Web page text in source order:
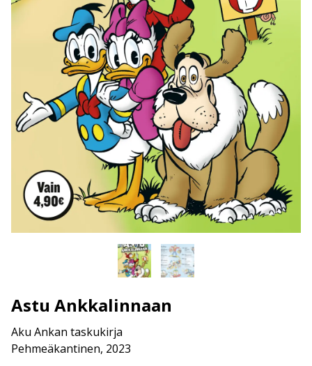
Astu Ankkalinnaan
Aku Ankan taskukirja
Pehmeäkantinen, 2023